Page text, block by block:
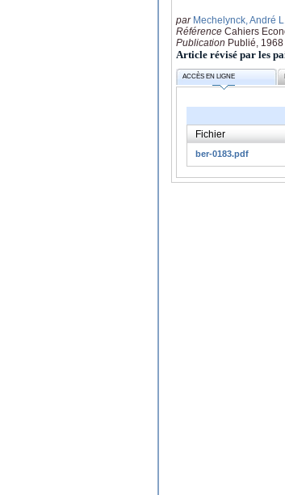
par Mechelynck, André L.
Référence Cahiers
Publication Publié, 1968
Article révisé par les
ACCÈS EN LIGNE
Fichier
ber-0183.pdf